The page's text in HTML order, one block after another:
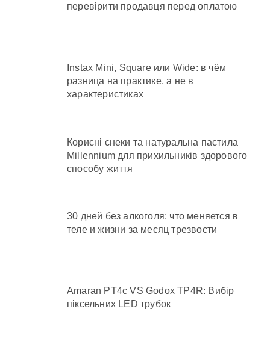
перевірити продавця перед оплатою
Instax Mini, Square или Wide: в чём
разница на практике, а не в
характеристиках
Корисні снеки та натуральна пастила
Millennium для прихильників здорового
способу життя
30 дней без алкоголя: что меняется в
теле и жизни за месяц трезвости
Amaran PT4c VS Godox TP4R: Вибір
піксельних LED трубок